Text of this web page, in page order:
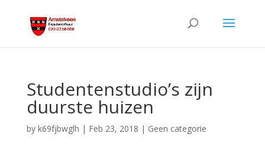
Studentenstudio’s zijn
duurste huizen
by k69fjbwglh | Feb 23, 2018 | Geen categorie